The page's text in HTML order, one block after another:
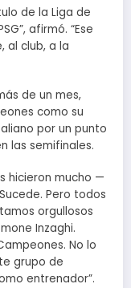
de la Liga de
afirmó. “Ese
al club, a la
de un mes,
como su
por un punto
las semifinales.
hicieron mucho —
Pero todos
orgullosos
Inzaghi.
No lo
grupo de
entrenador”.